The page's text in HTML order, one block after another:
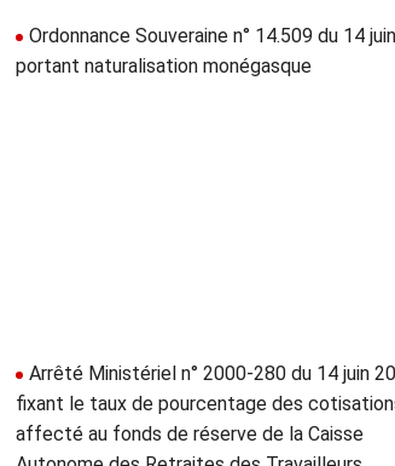
Ordonnance Souveraine n° 14.509 du 14
portant naturalisation monégasque
Arrêté Ministériel n° 2000-280 du 14 juin
fixant le taux de pourcentage des
affecté au fonds de réserve de la Caisse